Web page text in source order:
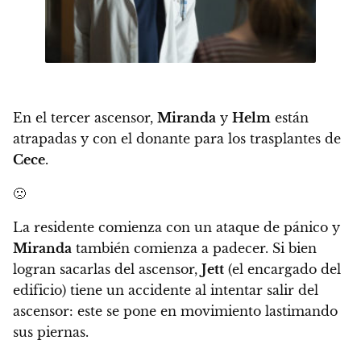
En el tercer ascensor, Miranda y Helm están
atrapadas y con el donante para los trasplantes de
Cece.
🙁
La residente comienza con un ataque de pánico y
Miranda también comienza a padecer. Si bien
logran sacarlas del ascensor, Jett (el encargado del
edificio) tiene un accidente al intentar salir del
ascensor: este se pone en movimiento lastimando
sus piernas.